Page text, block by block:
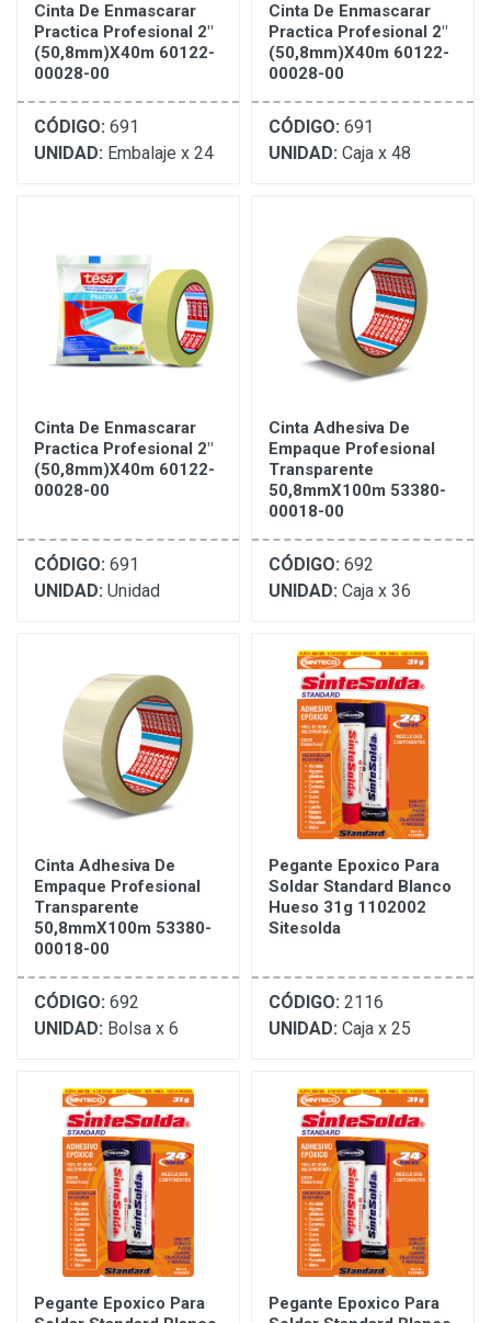
Cinta De Enmascarar
Practica Profesional 2"
(50,8mm)X40m 60122-
00028-00
CÓDIGO: 691
UNIDAD: Embalaje x 24
Cinta De Enmascarar
Practica Profesional 2"
(50,8mm)X40m 60122-
00028-00
CÓDIGO: 691
UNIDAD: Caja x 48
Cinta De Enmascarar
Practica Profesional 2"
(50,8mm)X40m 60122-
00028-00
CÓDIGO: 691
UNIDAD: Unidad
Cinta Adhesiva De
Empaque Profesional
Transparente
50,8mmX100m 53380-
00018-00
CÓDIGO: 692
UNIDAD: Caja x 36
Cinta Adhesiva De
Empaque Profesional
Transparente
50,8mmX100m 53380-
00018-00
CÓDIGO: 692
UNIDAD: Bolsa x 6
Pegante Epoxico Para
Soldar Standard Blanco
Hueso 31g 1102002
Sitesolda
CÓDIGO: 2116
UNIDAD: Caja x 25
Pegante Epoxico Para
Pegante Epoxico Para